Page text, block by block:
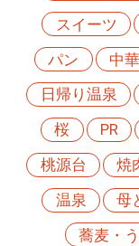
スイーツ
パン
中華
日帰り温泉
桜
PR
桃源台
焼
温泉
母
蕎麦・